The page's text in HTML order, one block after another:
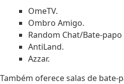
OmeTV.
Ombro Amigo.
Random Chat/Bate-
AntiLand.
Azzar.
Também oferece salas de